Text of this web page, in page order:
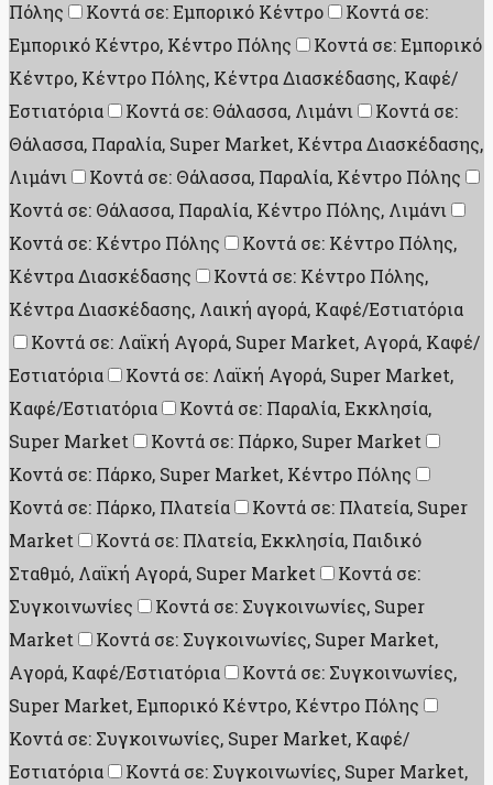
Πόλης Κοντά σε: Εμπορικό Κέντρο
Κοντά σε:
Εμπορικό Κέντρο, Κέντρο Πόλης
Κοντά σε: Εμπορικό
Κέντρο, Κέντρο Πόλης, Κέντρα Διασκέδασης, Καφέ/
Εστιατόρια
Κοντά σε: Θάλασσα, Λιμάνι
Κοντά σε:
Θάλασσα, Παραλία, Super Market, Κέντρα Διασκέδασης,
Λιμάνι
Κοντά σε: Θάλασσα, Παραλία, Κέντρο Πόλης
Κοντά σε: Θάλασσα, Παραλία, Κέντρο Πόλης, Λιμάνι
Κοντά σε: Κέντρο Πόλης
Κοντά σε: Κέντρο Πόλης,
Κέντρα Διασκέδασης
Κοντά σε: Κέντρο Πόλης,
Κέντρα Διασκέδασης, Λαική αγορά, Καφέ/Εστιατόρια
Κοντά σε: Λαϊκή Αγορά, Super Market, Aγορά, Καφέ/
Εστιατόρια
Κοντά σε: Λαϊκή Αγορά, Super Market,
Καφέ/Εστιατόρια
Κοντά σε: Παραλία, Εκκλησία,
Super Market
Κοντά σε: Πάρκο, Super Market
Κοντά σε: Πάρκο, Super Market, Κέντρο Πόλης
Κοντά σε: Πάρκο, Πλατεία
Κοντά σε: Πλατεία, Super
Market
Κοντά σε: Πλατεία, Εκκλησία, Παιδικό
Σταθμό, Λαϊκή Αγορά, Super Market
Κοντά σε:
Συγκοινωνίες
Κοντά σε: Συγκοινωνίες, Super
Market
Κοντά σε: Συγκοινωνίες, Super Market,
Aγορά, Καφέ/Εστιατόρια
Κοντά σε: Συγκοινωνίες,
Super Market, Εμπορικό Κέντρο, Κέντρο Πόλης
Κοντά σε: Συγκοινωνίες, Super Market, Καφέ/
Εστιατόρια
Κοντά σε: Συγκοινωνίες, Super Market,